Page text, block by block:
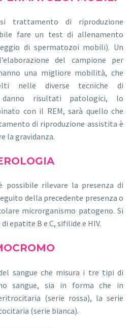
trattamento di riproduzione
fare un test di allenamento
di spermatozoi mobili). Un
del campione per
una migliore mobilità, che
nelle diverse tecniche di
risultati patologici, lo
con il REM, sarà quello che
di riproduzione assistita è
la gravidanza.
possibile rilevare la presenza di
della precedente presenza o
microrganismo patogeno. Si
epatite B e C, sifilide e HIV.
sangue che misura i tre tipi di
sangue, sia in forma che in
(serie rossa), la serie
(serie bianca).